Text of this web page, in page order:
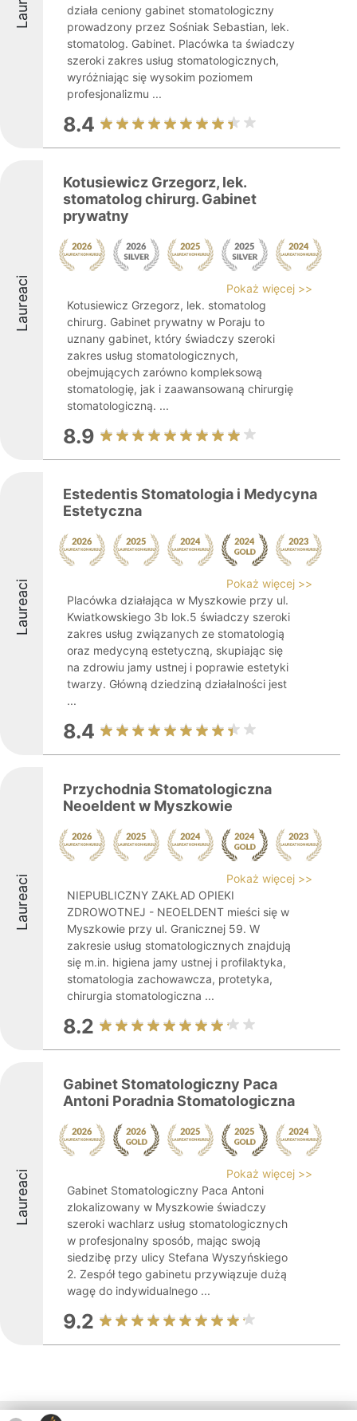
działa ceniony gabinet stomatologiczny
prowadzony przez Sośniak Sebastian, lek.
stomatolog. Gabinet. Placówka ta świadczy
szeroki zakres usług stomatologicznych,
wyróżniając się wysokim poziomem
profesjonalizmu ...
8.4
Laureaci
Kotusiewicz Grzegorz, lek.
stomatolog chirurg. Gabinet
prywatny
Pokaż więcej >>
Kotusiewicz Grzegorz, lek. stomatolog
chirurg. Gabinet prywatny w Poraju to
uznany gabinet, który świadczy szeroki
zakres usług stomatologicznych,
obejmujących zarówno kompleksową
stomatologię, jak i zaawansowaną chirurgię
stomatologiczną. ...
8.9
Laureaci
Estedentis Stomatologia i Medycyna
Estetyczna
Pokaż więcej >>
Placówka działająca w Myszkowie przy ul.
Kwiatkowskiego 3b lok.5 świadczy szeroki
zakres usług związanych ze stomatologią
oraz medycyną estetyczną, skupiając się
na zdrowiu jamy ustnej i poprawie estetyki
twarzy. Główną dziedziną działalności jest
...
8.4
Laureaci
Przychodnia Stomatologiczna
Neoeldent w Myszkowie
Pokaż więcej >>
NIEPUBLICZNY ZAKŁAD OPIEKI
ZDROWOTNEJ - NEOELDENT mieści się w
Myszkowie przy ul. Granicznej 59. W
zakresie usług stomatologicznych znajdują
się m.in. higiena jamy ustnej i profilaktyka,
stomatologia zachowawcza, protetyka,
chirurgia stomatologiczna ...
8.2
Laureaci
Gabinet Stomatologiczny Paca
Antoni Poradnia Stomatologiczna
Pokaż więcej >>
Gabinet Stomatologiczny Paca Antoni
zlokalizowany w Myszkowie świadczy
szeroki wachlarz usług stomatologicznych
w profesjonalny sposób, mając swoją
siedzibę przy ulicy Stefana Wyszyńskiego
2. Zespół tego gabinetu przywiązuje dużą
wagę do indywidualnego ...
9.2